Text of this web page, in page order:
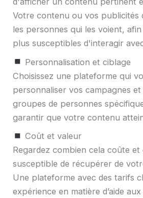
Votre contenu ou vos publicités
les personnes qui les voient,
plus susceptibles d'interagir
Personnalisation et ciblage
Choisissez une plateforme qui
personnaliser vos campagnes et
groupes de personnes
garantir que votre contenu
Coût et valeur
Regardez combien cela coûte
susceptible de récupérer de
Une plateforme avec des tarifs
expérience en matière d’aide